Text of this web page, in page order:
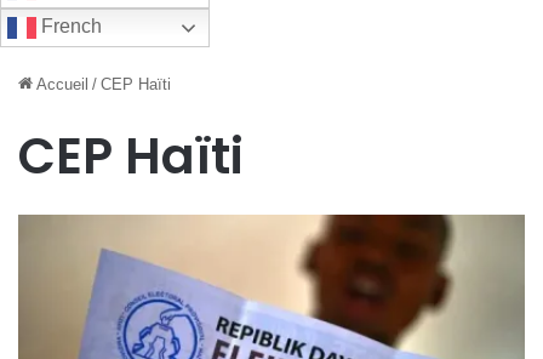
French
Accueil / CEP Haïti
CEP Haïti